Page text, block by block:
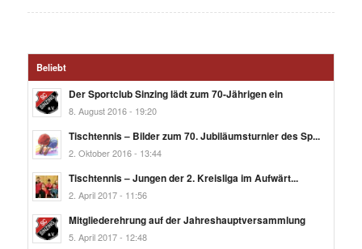
Beliebt
Der Sportclub Sinzing lädt zum 70-Jährigen ein
8. August 2016 - 19:20
Tischtennis – Bilder zum 70. Jubiläumsturnier des Sp...
2. Oktober 2016 - 13:44
Tischtennis – Jungen der 2. Kreisliga im Aufwärt...
2. April 2017 - 11:56
Mitgliederehrung auf der Jahreshauptversammlung
5. April 2017 - 12:48